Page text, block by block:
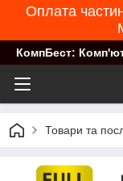
Оплата
КомпБест:
Товари та